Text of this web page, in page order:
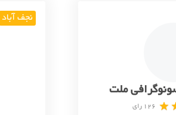
ملت
126 رای
نجف آباد